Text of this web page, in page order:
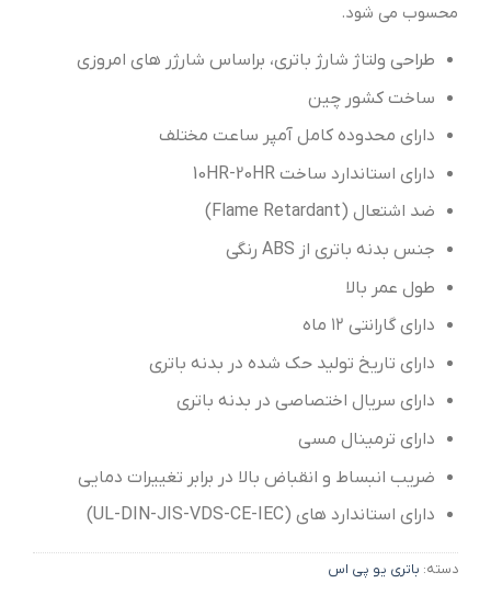
محسوب می شود.
طراحی ولتاژ شارژ باتری، براساس شارژر های امروزی
ساخت کشور چین
دارای محدوده کامل آمپر ساعت مختلف
دارای استاندارد ساخت 10HR-20HR
ضد اشتعال (Flame Retardant)
جنس بدنه باتری از ABS رنگی
طول عمر بالا
دارای گارانتی ۱۲ ماه
دارای تاریخ تولید حک شده در بدنه باتری
دارای سریال اختصاصی در بدنه باتری
دارای ترمینال مسی
ضریب انبساط و انقباض بالا در برابر تغییرات دمایی
دارای استاندارد های (UL-DIN-JIS-VDS-CE-IEC)
دسته: باتری یو پی اس